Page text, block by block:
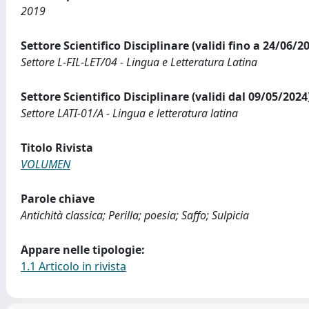
2019
Settore Scientifico Disciplinare (validi fino a 24/06/
Settore L-FIL-LET/04 - Lingua e Letteratura Latina
Settore Scientifico Disciplinare (validi dal 09/05/
Settore LATI-01/A - Lingua e letteratura latina
Titolo Rivista
VOLUMEN
Parole chiave
Antichità classica; Perilla; poesia; Saffo; Sulpicia
Appare nelle tipologie:
1.1 Articolo in rivista